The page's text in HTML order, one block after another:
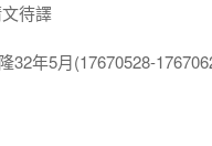
待譯
32年5月(17670528-